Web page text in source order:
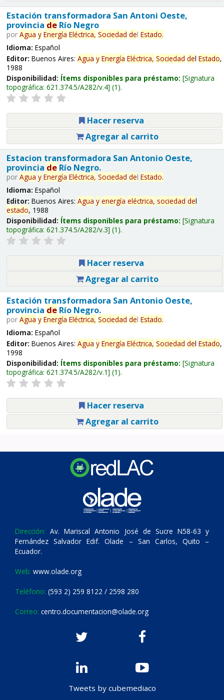
Estación transformadora San Antoni Oeste,
provincia deRío Negro
por Agua y Energía Eléctrica, Sociedad del Estado.
Idioma: Español
Editor: Buenos Aires: Agua y Energía Eléctrica, Sociedad del Estado,
1988
Disponibilidad: Ítems disponibles para préstamo: Signatura
topográfica: 621.374.5/A282/v.4 (1).
Hacer reserva
Agregar al carrito
Estacion transformadora San Antonio Oeste,
provincia deRío Negro.
por Agua y Energía Eléctrica, Sociedad del Estado.
Idioma: Español
Editor: Buenos Aires: Agua y energía eléctrica, sociedad del
estado, 1988
Disponibilidad: Ítems disponibles para préstamo: Signatura
topográfica: 621.374.5/A282/v.3 (1).
Hacer reserva
Agregar al carrito
Estación transformadora San Antonio Oeste,
provincia deRío Negro.
por Agua y Energía Eléctrica, Sociedad del Estado.
Idioma: Español
Editor: Buenos Aires: Agua y Energía Eléctrica, Sociedad del Estado,
1998
Disponibilidad: Ítems disponibles para préstamo: Signatura
topográfica: 621.374.5/A282/v.1 (1).
Hacer reserva
Agregar al carrito
Dirección: Av. Mariscal Antonio José de Sucre N58-63 y
Fernández Salvador Edif. Olade – San Carlos, Quito –
Ecuador.
Web: www.olade.org
Teléfono: (593 2) 259 8122 / 2598 280
Correo: centro.documentacion@olade.org
Tweets by cubemediaco